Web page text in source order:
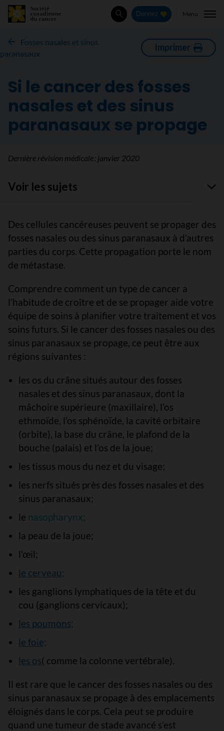
Rechercher
Donnez Menu
Fosses nasales et sinus
paranasaux
Imprimer
Si le cancer des fosses
nasales et des sinus
paranasaux se propage
Dernière révision médicale : janvier 2020
Voir les sujets
Des cellules cancéreuses peuvent se propager des
fosses nasales ou des sinus paranasaux à d’autres
parties du corps. Cette propagation porte le nom
de métastase.
Comprendre comment un type de cancer a
l’habitude de croître et de se propager aide votre
équipe de soins à planifier votre traitement et vos
soins futurs. Si le cancer des fosses nasales ou des
sinus paranasaux se propage, ce peut être aux
régions suivantes :
les os du crâne situés autour des fosses
nasales et des sinus paranasaux, dont la
mâchoire supérieure (maxillaire), l’os
ethmoïde, l’os sphénoïde, la cavité orbitaire
(orbite), la base du crâne, le plafond de la
bouche (palais) et l’os de la joue;
les tissus mous du nez et du visage;
les nerfs situés près des fosses nasales et des
sinus paranasaux;
le nasopharynx;
la peau de la joue;
l'œil;
le cerveau;
les ganglions lymphatiques de la tête et du
cou (ganglions cervicaux);
les poumons;
le foie;
les os( comme la colonne vertébrale).
Il est rare que le cancer des fosses nasales ou des
sinus paranasaux se propage à des emplacements
éloignés dans le corps. Cela peut se produire
quand une tumeur de stade avancé s’est